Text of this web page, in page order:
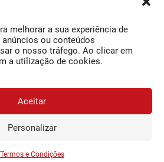
melhorar a sua experiência de
anúncios ou conteúdos
o nosso tráfego. Ao clicar em
a utilização de cookies.
Aceitar
Personalizar
Termos e Condições
/semana
O Jornal da Bairrada
Contactos
Termos e Condições
© 2026 Jornal da Bairrada